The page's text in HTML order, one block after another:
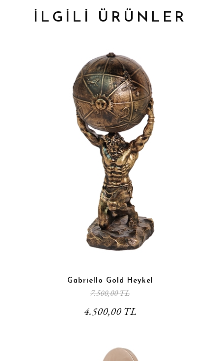
İLGİLİ ÜRÜNLER
Gabriello Gold Heykel
7.500,00 TL
4.500,00 TL